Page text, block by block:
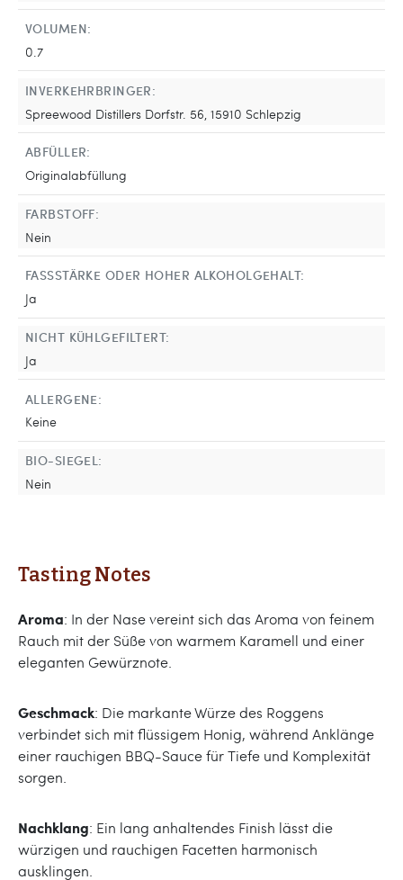
VOLUMEN:
0.7
INVERKEHRBRINGER:
Spreewood Distillers Dorfstr. 56, 15910 Schlepzig
ABFÜLLER:
Originalabfüllung
FARBSTOFF:
Nein
FASSSTÄRKE ODER HOHER ALKOHOLGEHALT:
Ja
NICHT KÜHLGEFILTERT:
Ja
ALLERGENE:
Keine
BIO-SIEGEL:
Nein
Tasting Notes
Aroma: In der Nase vereint sich das Aroma von feinem
Rauch mit der Süße von warmem Karamell und einer
eleganten Gewürznote.
Geschmack: Die markante Würze des Roggens
verbindet sich mit flüssigem Honig, während Anklänge
einer rauchigen BBQ-Sauce für Tiefe und Komplexität
sorgen.
Nachklang: Ein lang anhaltendes Finish lässt die
würzigen und rauchigen Facetten harmonisch
ausklingen.